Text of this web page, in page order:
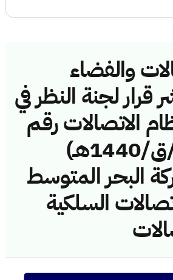
والفضاء
قرار لجنة النظر في
الاتصالات رقم
(407492/ق/1440هـ)
البحر المتوسط
السلكية